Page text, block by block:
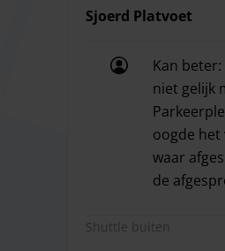
parkeeraanbieder
Sjoerd Platvoet
Kan
niet gelijk
oogde het
waar
de
Shuttle buiten